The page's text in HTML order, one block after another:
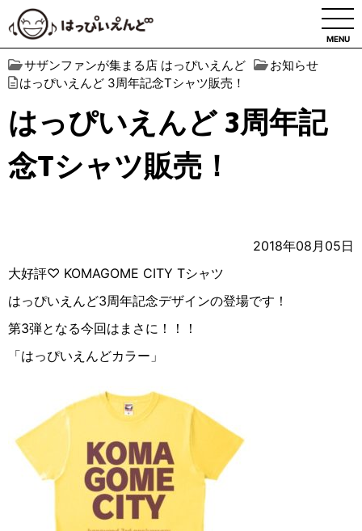
MENU
サザンファンが集まる店 はっぴいえんど
お知らせ
はっぴいえんど 3周年記念Tシャツ販売！
はっぴいえんど 3周年記
念Tシャツ販売！
2018年08月05日
大好評♡ KOMAGOME CITY Tシャツ
はっぴいえんど3周年記念デザインの登場です！
第3弾となる今回はまさに！！！
「はっぴいえんどカラー」